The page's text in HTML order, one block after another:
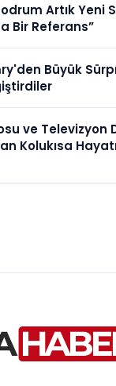
Artık Yeni
Bir Referans”
Büyük
ve Televizyon
Kolukısa